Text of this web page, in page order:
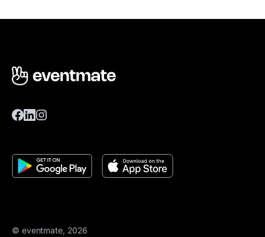
© eventmate, 2026